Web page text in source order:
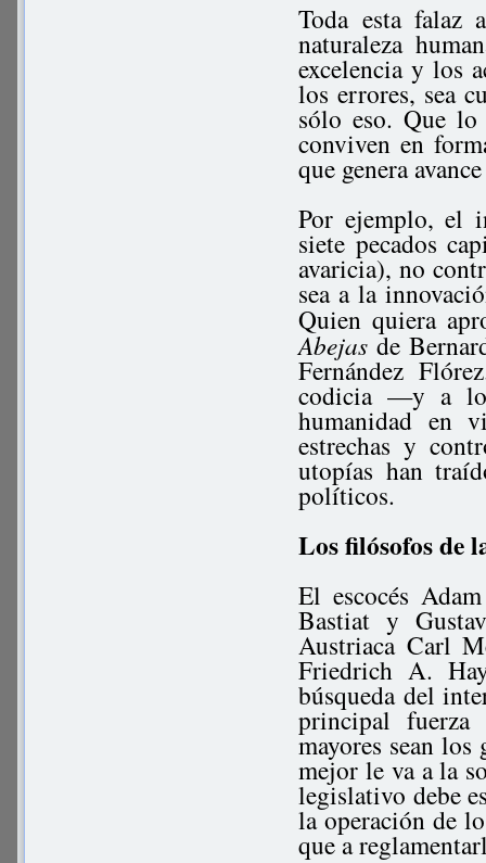
Toda esta falaz
naturaleza
excelencia y los
los errores, sea
sólo eso. Que
conviven en
que genera
Por ejemplo, el
siete pecados
avaricia), no
sea a la
Quien quiera
Abejas de
Fernández
codicia —y a
humanidad en
estrechas y
utopías han
políticos.
Los filósofos de
El escocés
Bastiat y
Austriaca Carl
Friedrich A.
búsqueda del
principal
mayores sean
mejor le va a la
legislativo debe
la operación de
que a